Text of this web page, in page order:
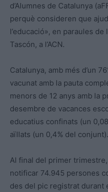
d’Alumnes de Catalunya
perquè consideren que
l’educació», en paraules
Tascón, a l’ACN.
Catalunya, amb més d’un
vacunat amb la pauta
menors de 12 anys amb la
desembre de vacances
educatius confinats (un
aïllats (un 0,4% del conjunt).
Al final del primer
notificar 74.945 persones
des del pic registrat durant